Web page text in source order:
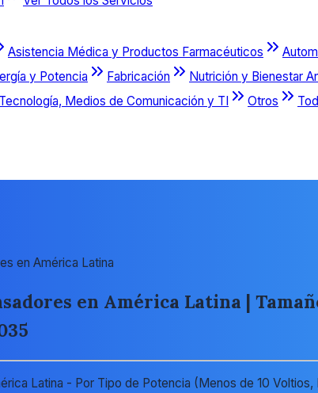
Asistencia Médica y Productos Farmacéuticos
y Potencia Fabricación Nutrición y Bienestar
Tecnología, Medios de Comunicación y TI Otros
en América Latina
en América Latina |
Latina - Por Tipo de Potencia (Menos de 10